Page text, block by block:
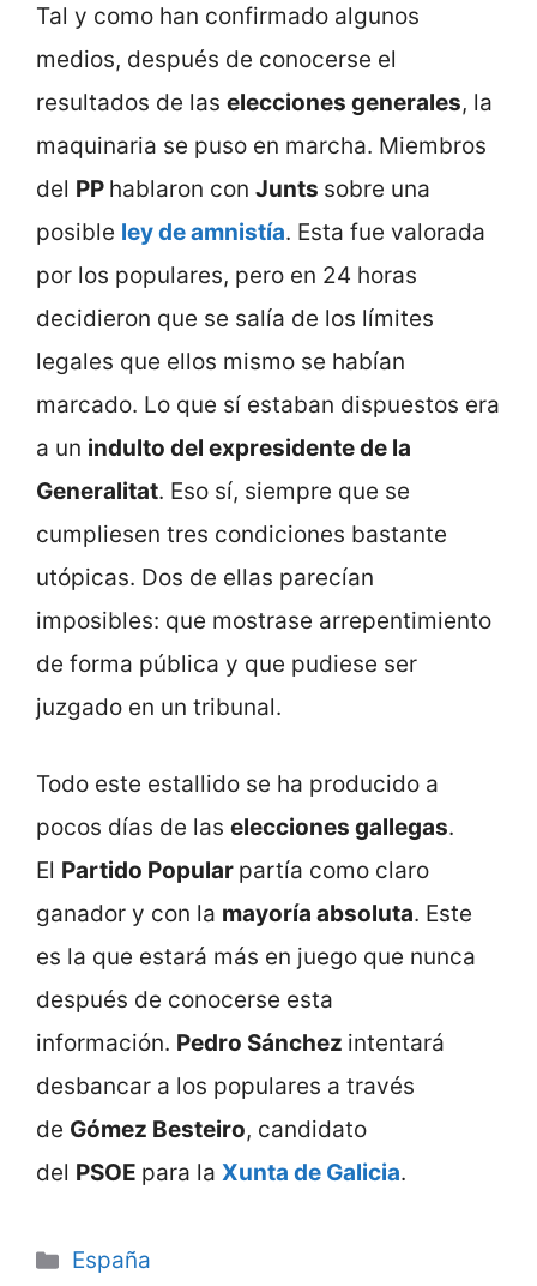
Tal y como han confirmado algunos
medios, después de conocerse el
resultados de las elecciones generales, la
maquinaria se puso en marcha. Miembros
del PP hablaron con Junts sobre una
posible ley de amnistía. Esta fue valorada
por los populares, pero en 24 horas
decidieron que se salía de los límites
legales que ellos mismo se habían
marcado. Lo que sí estaban dispuestos era
a un indulto del expresidente de la
Generalitat. Eso sí, siempre que se
cumpliesen tres condiciones bastante
utópicas. Dos de ellas parecían
imposibles: que mostrase arrepentimiento
de forma pública y que pudiese ser
juzgado en un tribunal.
Todo este estallido se ha producido a
pocos días de las elecciones gallegas.
El Partido Popular partía como claro
ganador y con la mayoría absoluta. Este
es la que estará más en juego que nunca
después de conocerse esta
información. Pedro Sánchez intentará
desbancar a los populares a través
de Gómez Besteiro, candidato
del PSOE para la Xunta de Galicia.
Categorie
España